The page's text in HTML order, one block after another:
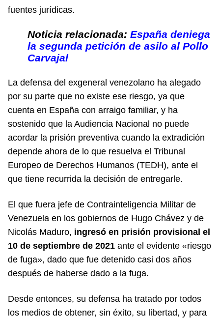
fuentes jurídicas.
Noticia relacionada: España deniega
la segunda petición de asilo al Pollo
Carvajal
La defensa del exgeneral venezolano ha alegado
por su parte que no existe ese riesgo, ya que
cuenta en España con arraigo familiar, y ha
sostenido que la Audiencia Nacional no puede
acordar la prisión preventiva cuando la extradición
depende ahora de lo que resuelva el Tribunal
Europeo de Derechos Humanos (TEDH), ante el
que tiene recurrida la decisión de entregarle.
El que fuera jefe de Contrainteligencia Militar de
Venezuela en los gobiernos de Hugo Chávez y de
Nicolás Maduro, ingresó en prisión provisional el
10 de septiembre de 2021 ante el evidente «riesgo
de fuga», dado que fue detenido casi dos años
después de haberse dado a la fuga.
Desde entonces, su defensa ha tratado por todos
los medios de obtener, sin éxito, su libertad, y para